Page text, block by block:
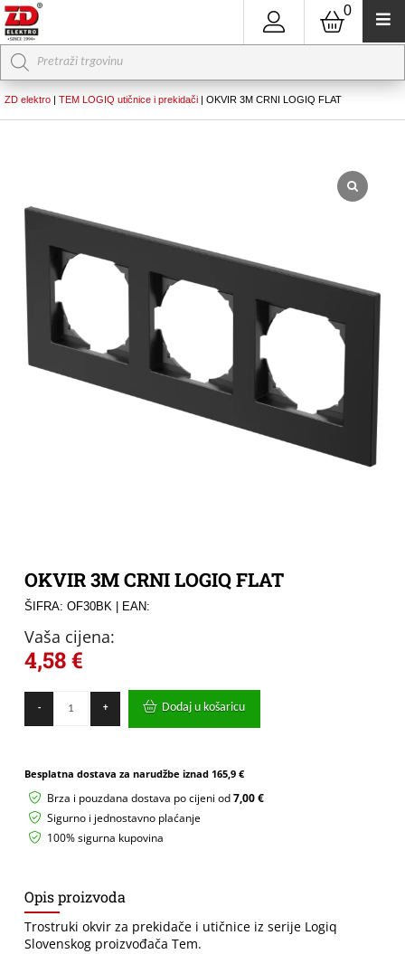
0
Products
search
ZD elektro | TEM LOGIQ utičnice i prekidači | OKVIR 3M CRNI LOGIQ FLAT
OKVIR 3M CRNI LOGIQ FLAT
ŠIFRA: OF30BK | EAN:
Vaša cijena:
4,58€
-
CRNI
količina
+ Dodaj u košaricu
Besplatna dostava za narudžbe iznad 165,9 €
Brza i pouzdana dostava po cijeni od7,00 €
Sigurno i jednostavno plaćanje
100% sigurna kupovina
Opis proizvoda
Trostruki okvir za prekidače i utičnice iz serije Logiq
Slovenskog proizvođača Tem.